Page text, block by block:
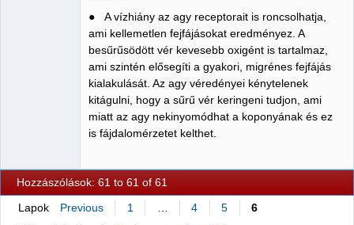
● A vízhiány az agy receptorait is roncsolhatja,
ami kellemetlen fejfájásokat eredményez. A
besűrűsödött vér kevesebb oxigént is tartalmaz,
ami szintén elősegíti a gyakori, migrénes fejfájás
kialakulását. Az agy véredényei kénytelenek
kitágulni, hogy a sűrű vér keringeni tudjon, ami
miatt az agy nekinyomódhat a koponyának és ez
is fájdalomérzetet kelthet.
Hozzászólások: 61 to 61 of 61
Lapok Previous 1 4 5
6